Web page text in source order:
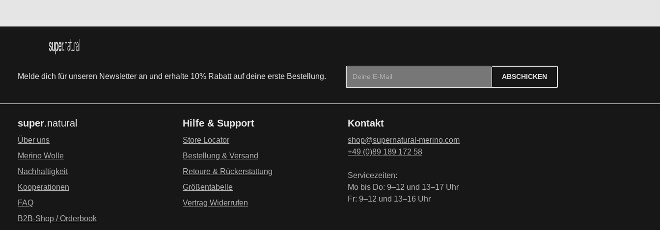
Melde dich für unseren Newsletter an und erhalte 10% Rabatt auf deine erste Bestellung. ABSCHICKEN
genommen und die
einverstanden.*
Die mit einem Stern (*) markierten Felder sind Pflichtfelder.
super.natural
Über uns
Merino Wolle
Nachhaltigkeit
Kooperationen
FAQ
B2B-Shop / Orderbook
Hilfe & Support
Store Locator
Bestellung & Versand
Retoure & Rückerstattung
Größentabelle
Vertrag Widerrufen
Kontakt
shop@supernatural-merino.com
+49 (0)89 189 172 58
Servicezeiten:
Mo bis Do: 9–12 und 13–17 Uhr
Fr: 9–12 und 13–16 Uhr